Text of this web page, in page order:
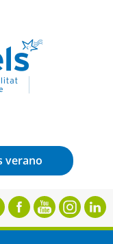
verano